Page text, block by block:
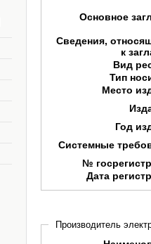
Основное
Сведения,
к
Вид
Тип
Место
Год
Системные
№
Дата
Производитель